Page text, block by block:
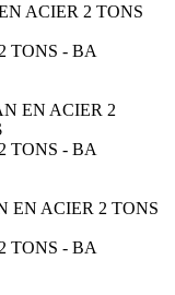
ACIER 2 TONS
EN ACIER 2
EN ACIER 2 TONS